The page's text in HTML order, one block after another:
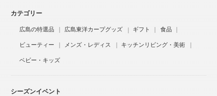
カテゴリー
広島の特選品 広島東洋カープグッズ ギフト 食品
ビューティー メンズ・レディス キッチンリビング・美術
ベビー・キッズ
シーズンイベント